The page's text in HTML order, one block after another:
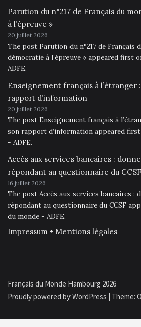
Parution du n°217 de Français du
à l’épreuve »
20 juillet 2026
The post Parution du n°217 de Français
démocratie à l’épreuve » appeared first
ADFE.
Enseignement français à l’étranger
rapport d’information
20 juillet 2026
The post Enseignement français à
son rapport d’information appeared
- ADFE.
Accès aux services bancaires :
répondant au questionnaire du CCSF
16 juillet 2026
The post Accès aux services bancaires :
répondant au questionnaire du CCSF
du monde - ADFE.
Impressum • Mentions légales
Français du Monde Hambourg 2026
Proudly powered by WordPress
Theme: